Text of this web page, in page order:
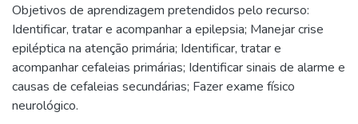
Objetivos de aprendizagem pretendidos pelo recurso:
Identificar, tratar e acompanhar a epilepsia; Manejar crise
epiléptica na atenção primária; Identificar, tratar e
acompanhar cefaleias primárias; Identificar sinais de alarme e
causas de cefaleias secundárias; Fazer exame físico
neurológico.